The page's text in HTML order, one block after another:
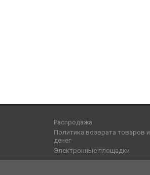
Распродажа
Политика возврата товаров и
денег
Электронные площадки